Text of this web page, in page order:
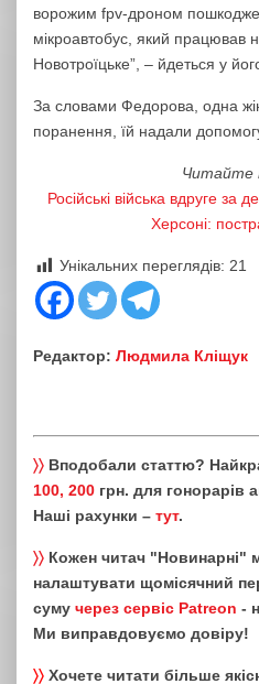
ворожим fpv-дроном
мікроавтобус, який працював
Новотроїцьке”, – йдеться у
За словами Федорова, одна
поранення, їй надали
Читайте
Російські війська вдруге за
Херсоні:
Унікальних переглядів: 21
Редактор: Людмила Кліщук
〉〉 Вподобали статтю?
100, 200 грн. для гонорарів
Наші рахунки – тут.
〉〉 Кожен читач "Новинарні"
налаштувати щомісячний
суму через сервіс Patreon -
Ми виправдовуємо довіру!
〉〉 Хочете читати більше